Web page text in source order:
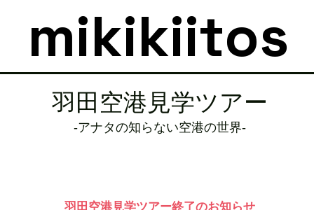
mikikiitos
羽田空港見学ツアー
​-アナタの知らない空港の世界-
羽田空港見学ツアー終了のお知らせ